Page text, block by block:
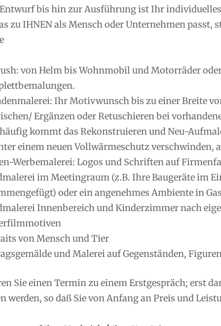
bis hin zur Ausführung ist Ihr
zu IHNEN als Mensch oder Unternehmen passt,
von Helm bis Wohnmobil und Motorräder
Ihr Motivwunsch bis zu einer Breite
Ergänzen oder Retuschieren bei
kommt das Rekonstruieren und Neu-
einem neuen Vollwärmeschutz verschwinden,
Werbemalerei: Logos und Schriften auf
im Meetingraum (z.B. Ihre Baugeräte im
oder ein angenehmes Ambiente in
Innenbereich und Kinderzimmer nach
von Mensch und Tier
und Malerei auf Gegenständen,
Sie einen Termin zu einem Erstgespräch; erst
werden, so daß Sie von Anfang an Preis und